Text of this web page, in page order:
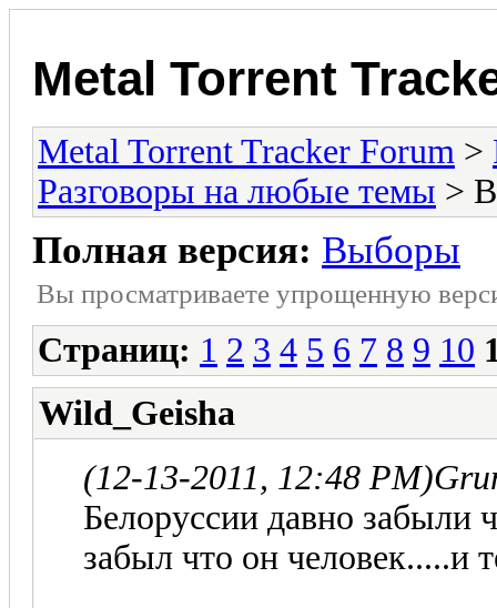
Metal Torrent
Metal Torrent Tracker Forum >
Разговоры на любые темы >
Полная версия: Выборы
Вы просматриваете yпpощеннyю
Страниц: 1 2 3 4 5 6 7 8 9 10
Wild_Geisha
(12-13-2011, 12:48 PM)
Белоруссии давно забыли
забыл что он человек.....и